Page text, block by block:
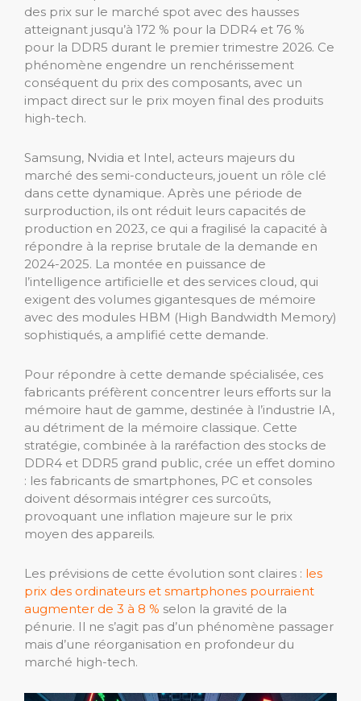
des prix sur le marché spot avec des hausses
atteignant jusqu’à 172 % pour la DDR4 et 76 %
pour la DDR5 durant le premier trimestre 2026. Ce
phénomène engendre un renchérissement
conséquent du prix des composants, avec un
impact direct sur le prix moyen final des produits
high-tech.
Samsung, Nvidia et Intel, acteurs majeurs du
marché des semi-conducteurs, jouent un rôle clé
dans cette dynamique. Après une période de
surproduction, ils ont réduit leurs capacités de
production en 2023, ce qui a fragilisé la capacité à
répondre à la reprise brutale de la demande en
2024-2025. La montée en puissance de
l’intelligence artificielle et des services cloud, qui
exigent des volumes gigantesques de mémoire
avec des modules HBM (High Bandwidth Memory)
sophistiqués, a amplifié cette demande.
Pour répondre à cette demande spécialisée, ces
fabricants préfèrent concentrer leurs efforts sur la
mémoire haut de gamme, destinée à l’industrie IA,
au détriment de la mémoire classique. Cette
stratégie, combinée à la raréfaction des stocks de
DDR4 et DDR5 grand public, crée un effet domino
: les fabricants de smartphones, PC et consoles
doivent désormais intégrer ces surcoûts,
provoquant une inflation majeure sur le prix
moyen des appareils.
Les prévisions de cette évolution sont claires : les
prix des ordinateurs et smartphones pourraient
augmenter de 3 à 8 % selon la gravité de la
pénurie. Il ne s’agit pas d’un phénomène passager
mais d’une réorganisation en profondeur du
marché high-tech.